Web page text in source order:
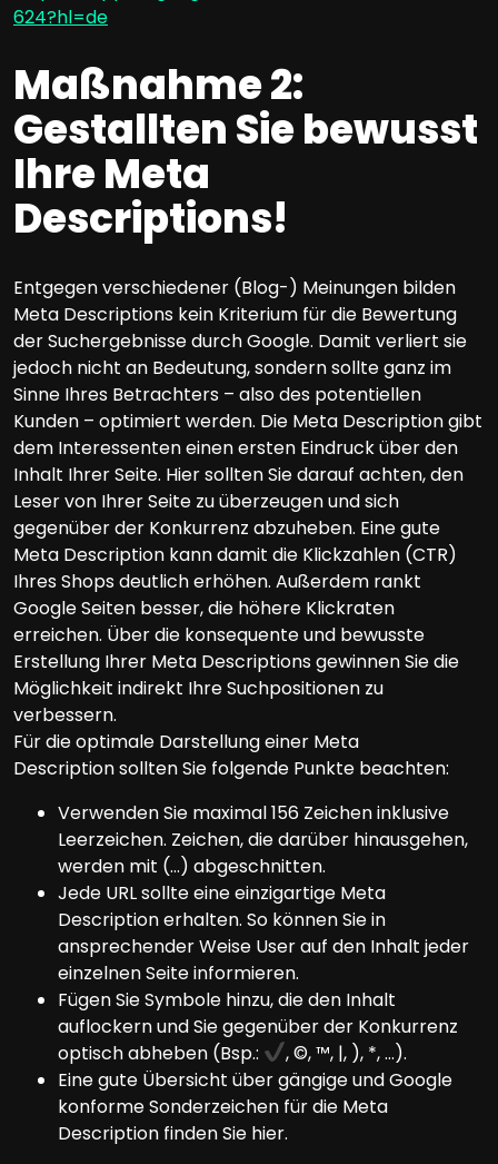
624?hl=de
Maßnahme 2:
Gestallten Sie bewusst
Ihre Meta
Descriptions!
Entgegen verschiedener (Blog-) Meinungen bilden
Meta Descriptions kein Kriterium für die Bewertung
der Suchergebnisse durch Google. Damit verliert sie
jedoch nicht an Bedeutung, sondern sollte ganz im
Sinne Ihres Betrachters – also des potentiellen
Kunden – optimiert werden. Die Meta Description gibt
dem Interessenten einen ersten Eindruck über den
Inhalt Ihrer Seite. Hier sollten Sie darauf achten, den
Leser von Ihrer Seite zu überzeugen und sich
gegenüber der Konkurrenz abzuheben. Eine gute
Meta Description kann damit die Klickzahlen (CTR)
Ihres Shops deutlich erhöhen. Außerdem rankt
Google Seiten besser, die höhere Klickraten
erreichen. Über die konsequente und bewusste
Erstellung Ihrer Meta Descriptions gewinnen Sie die
Möglichkeit indirekt Ihre Suchpositionen zu
verbessern.
Für die optimale Darstellung einer Meta
Description sollten Sie folgende Punkte beachten:
Verwenden Sie maximal 156 Zeichen inklusive
Leerzeichen. Zeichen, die darüber hinausgehen,
werden mit (…) abgeschnitten.
Jede URL sollte eine einzigartige Meta
Description erhalten. So können Sie in
ansprechender Weise User auf den Inhalt jeder
einzelnen Seite informieren.
Fügen Sie Symbole hinzu, die den Inhalt
auflockern und Sie gegenüber der Konkurrenz
optisch abheben (Bsp.:
, ©, ™, |, ), *, …).
Eine gute Übersicht über gängige und Google
konforme Sonderzeichen für die Meta
Description finden Sie hier.